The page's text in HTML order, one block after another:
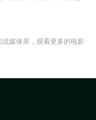
媒体库，观看更多的电影